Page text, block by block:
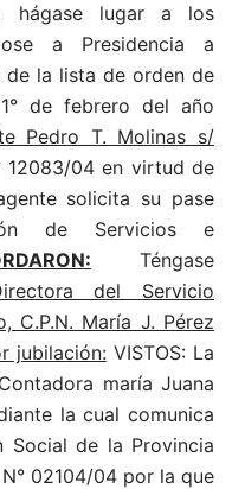
hágase lugar a los
a Presidencia a
la lista de orden de
de febrero del año
Pedro T. Molinas s/
12083/04 en virtud de
solicita su pase
de Servicios e
Téngase
del Servicio
C.P.N. María J. Pérez
jubilación:VISTOS: La
maría Juana
la cual comunica
Social de la Provincia
02104/04 por la que